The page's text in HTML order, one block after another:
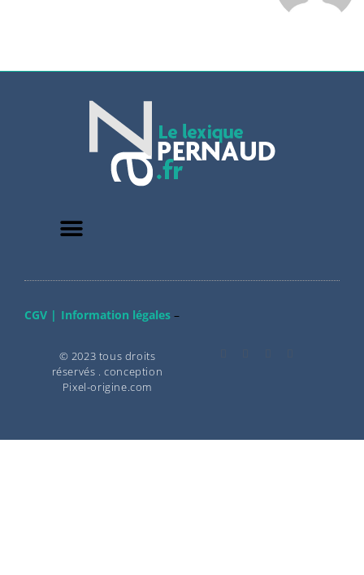
CGV | Information légales–
© 2023 tous droits
réservés . conception
Pixel-origine.com